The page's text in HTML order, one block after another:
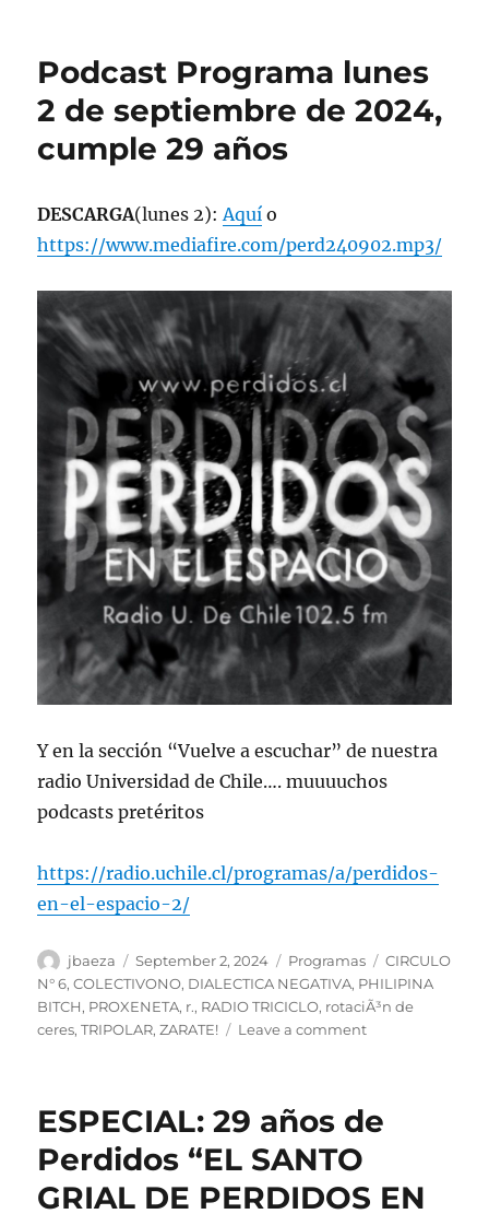
Podcast Programa lunes
2 de septiembre de 2024,
cumple 29 años
DESCARGA(lunes 2):Aquí o
https://www.mediafire.com/perd240902.mp3/
Y en la sección “Vuelve a escuchar” de nuestra
radio Universidad de Chile…. muuuuchos
podcasts pretéritos
https://radio.uchile.cl/programas/a/perdidos-
en-el-espacio-2/
Author
jbaeza
Posted
on
September 2, 2024 Categories
Programas Tags
CIRCULO
N° 6,COLECTIVONO, DIALECTICA NEGATIVA, PHILIPINA
BITCH, PROXENETA, r., RADIO TRICICLO, rotaciÃ³n de
ceres,TRIPOLAR,ZARATE! Leave a commenton
2
de
ESPECIAL: 29 años de
Perdidos “EL SANTO
GRIAL DE PERDIDOS EN